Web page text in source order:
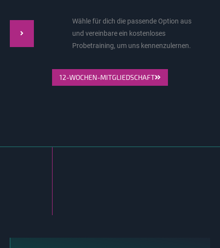
Wähle für dich die passende Option aus
und vereinbare ein kostenloses
Probetraining, um uns kennenzulernen.
12-WOCHEN-MITGLIEDSCHAFT